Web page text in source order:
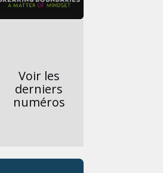
Voir les
derniers
numéros